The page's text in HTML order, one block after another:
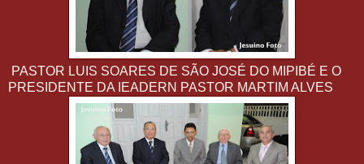
PASTOR LUIS SOARES DE SÃO JOSÉ DO MIPIBÉ E O
PRESIDENTE DA IEADERN PASTOR MARTIM ALVES